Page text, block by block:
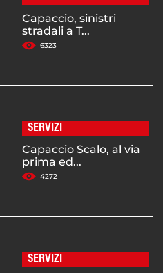
Capaccio, sinistri
stradali a T...
6323
SERVIZI
Capaccio Scalo, al via
prima ed...
4272
SERVIZI